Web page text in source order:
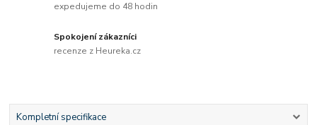
expedujeme do 48 hodin
Spokojení zákazníci
recenze z Heureka.cz
Kompletní specifikace